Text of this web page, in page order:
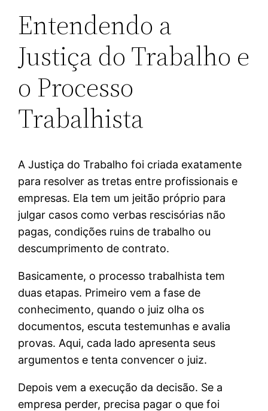
Entendendo a
Justiça do Trabalho e
o Processo
Trabalhista
A Justiça do Trabalho foi criada exatamente
para resolver as tretas entre profissionais e
empresas. Ela tem um jeitão próprio para
julgar casos como verbas rescisórias não
pagas, condições ruins de trabalho ou
descumprimento de contrato.
Basicamente, o processo trabalhista tem
duas etapas. Primeiro vem a fase de
conhecimento, quando o juiz olha os
documentos, escuta testemunhas e avalia
provas. Aqui, cada lado apresenta seus
argumentos e tenta convencer o juiz.
Depois vem a execução da decisão. Se a
empresa perder, precisa pagar o que foi